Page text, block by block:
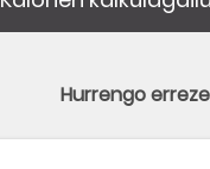
Hurrengo